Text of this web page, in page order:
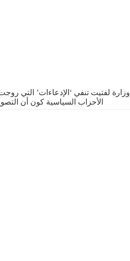
وزارة لفتيت تنفي ‘الإدعاءات’ التي
الأحزاب السياسية كون أن